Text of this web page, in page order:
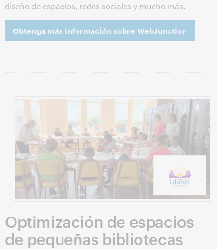
diseño de espacios, redes sociales y mucho más.
Obtenga más información sobre WebJunction
Optimización de espacios
de pequeñas bibliotecas